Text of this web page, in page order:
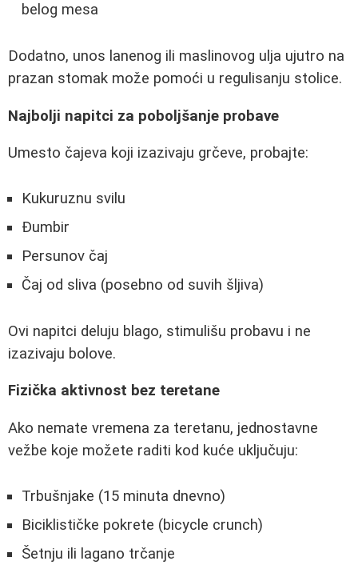
belog mesa
Dodatno, unos lanenog ili maslinovog ulja ujutro na
prazan stomak može pomoći u regulisanju stolice.
Najbolji napitci za poboljšanje probave
Umesto čajeva koji izazivaju grčeve, probajte:
Kukuruznu svilu
Đumbir
Persunov čaj
Čaj od sliva (posebno od suvih šljiva)
Ovi napitci deluju blago, stimulišu probavu i ne
izazivaju bolove.
Fizička aktivnost bez teretane
Ako nemate vremena za teretanu, jednostavne
vežbe koje možete raditi kod kuće uključuju:
Trbušnjake (15 minuta dnevno)
Biciklističke pokrete (bicycle crunch)
Šetnju ili lagano trčanje